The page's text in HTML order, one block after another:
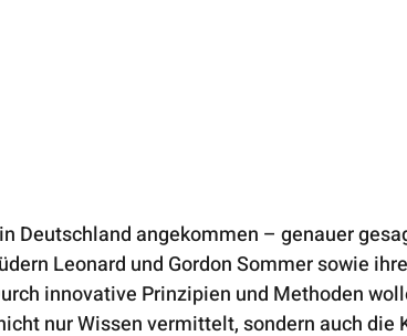
Deutschland angekommen – genauer
Leonard und Gordon Sommer sowie
innovative Prinzipien und Methoden
nur Wissen vermittelt, sondern auch die